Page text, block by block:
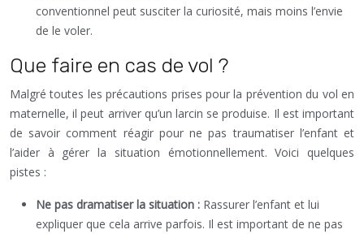
conventionnel peut susciter la curiosité, mais moins l’envie
de le voler.
Que faire en cas de vol ?
Malgré toutes les précautions prises pour la prévention du vol en
maternelle, il peut arriver qu’un larcin se produise. Il est important
de savoir comment réagir pour ne pas traumatiser l’enfant et
l’aider à gérer la situation émotionnellement. Voici quelques
pistes :
Ne pas dramatiser la situation : Rassurer l’enfant et lui
expliquer que cela arrive parfois. Il est important de ne pas